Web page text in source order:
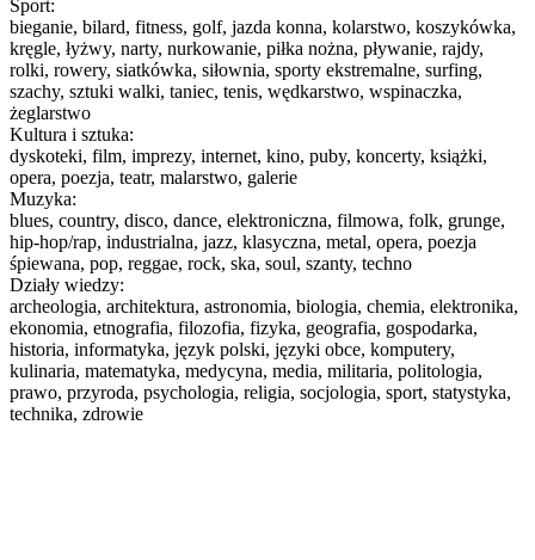
Sport:
bieganie, bilard, fitness, golf, jazda konna, kolarstwo, koszykówka,
kręgle, łyżwy, narty, nurkowanie, piłka nożna, pływanie, rajdy,
rolki, rowery, siatkówka, siłownia, sporty ekstremalne, surfing,
szachy, sztuki walki, taniec, tenis, wędkarstwo, wspinaczka,
żeglarstwo
Kultura i sztuka:
dyskoteki, film, imprezy, internet, kino, puby, koncerty, książki,
opera, poezja, teatr, malarstwo, galerie
Muzyka:
blues, country, disco, dance, elektroniczna, filmowa, folk, grunge,
hip-hop/rap, industrialna, jazz, klasyczna, metal, opera, poezja
śpiewana, pop, reggae, rock, ska, soul, szanty, techno
Działy wiedzy:
archeologia, architektura, astronomia, biologia, chemia, elektronika,
ekonomia, etnografia, filozofia, fizyka, geografia, gospodarka,
historia, informatyka, język polski, języki obce, komputery,
kulinaria, matematyka, medycyna, media, militaria, politologia,
prawo, przyroda, psychologia, religia, socjologia, sport, statystyka,
technika, zdrowie